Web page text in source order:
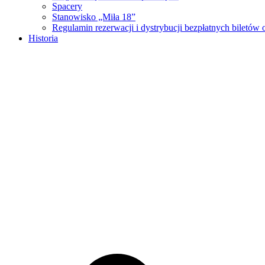
Spacery
Stanowisko „Miła 18”
Regulamin rezerwacji i dystrybucji bezpłatnych
Historia